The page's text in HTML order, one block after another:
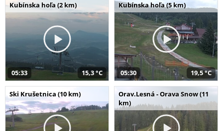
Kubínska hoľa (2 km)
05:33 15,3 °C
Kubínska hoľa (5 km)
05:30 19,5 °C
Ski Krušetnica (10 km)
Orav.Lesná - Orava Snow (11
km)